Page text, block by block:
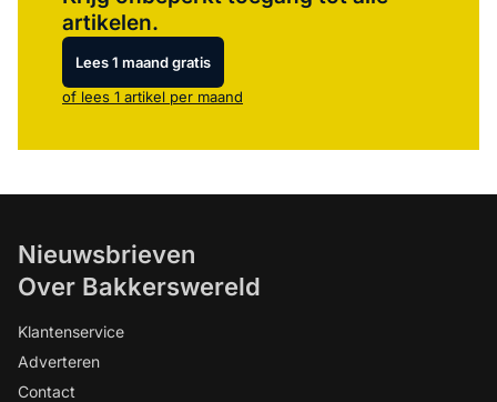
artikelen.
Lees 1 maand gratis
of lees 1 artikel per maand
Nieuwsbrieven
Over Bakkerswereld
Klantenservice
Adverteren
Contact